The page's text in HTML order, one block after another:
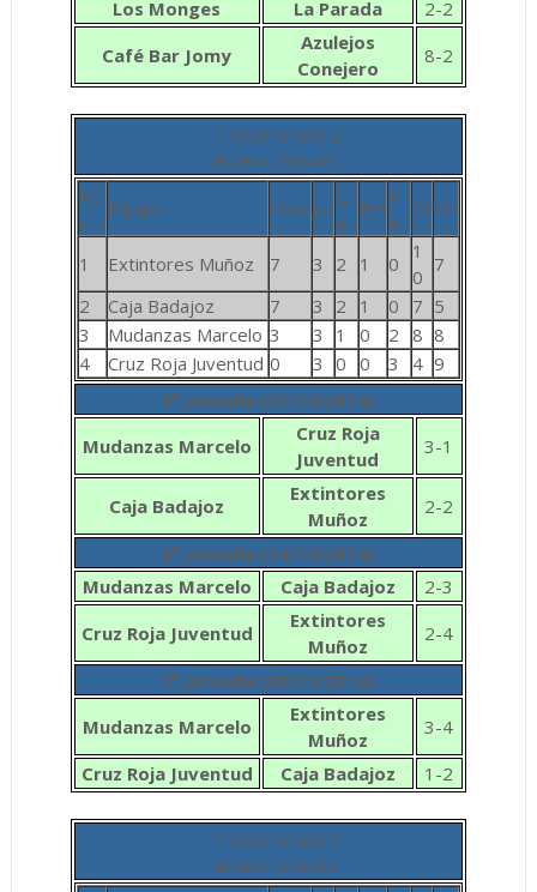
Los Monges
La Parada
2-2
Café Bar Jomy
Azulejos
Conejero
8-2
F-7 Copa Grupo 2
Tercera División
Po
s
Equipo Ptos Ju
G
a
Em
P
e
GfGc
1 Extintores Muñoz 7 3 2 1 0
1
0
7
2
Caja Badajoz 7 3 2 1 0 7 5
3
Mudanzas Marcelo 3 3 1 0 2 8 8
4
Cruz Roja Juventud 0 3 0 0 3 4 9
3ª Jornada (21/12/2014)
Mudanzas Marcelo
Cruz Roja
Juventud
3-1
Caja Badajoz
Extintores
Muñoz
2-2
2ª Jornada (14/12/2014)
Mudanzas Marcelo
Caja Badajoz
2-3
Cruz Roja Juventud
Extintores
Muñoz
2-4
1ª Jornada (30/11/2014)
Mudanzas Marcelo
Extintores
Muñoz
3-4
Cruz Roja Juventud
Caja Badajoz 1-2
F-7 Copa Grupo 3
Tercera División